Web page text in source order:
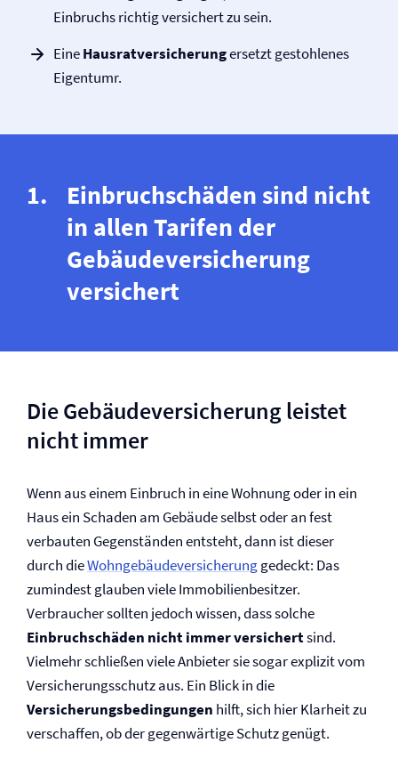
Einbruchs richtig versichert zu sein.
EineHausrat­versicherungersetzt gestohlenes
Eigentumr.
Einbruchschäden sind nicht
in allen Tarifen der
Gebäude­versicherung
versichert
Die Gebäude­versicherung leistet
nicht immer
Wenn aus einem Einbruch in eine Wohnung oder in ein
Haus ein Schaden am Gebäude selbst oder an fest
verbauten Gegenständen entsteht, dann ist dieser
durch dieWohngebäude­versicherunggedeckt: Das
zumindest glauben viele Immobilienbesitzer.
Verbraucher sollten jedoch wissen, dass solche
Einbruchschäden nicht immer versichertsind.
Vielmehr schließen viele Anbieter sie sogar explizit vom
Versicherungsschutz aus. Ein Blick in die
Versicherungs­bedingungen hilft, sich hier Klarheit zu
verschaffen, ob der gegenwärtige Schutz genügt.